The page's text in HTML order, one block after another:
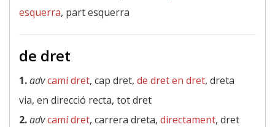
esquerra, part esquerra
de dret
1.advcamí dret, cap dret, de dret en dret, dreta
via, en direcció recta, tot dret
2.advcamí dret, carrera dreta, directament, dret